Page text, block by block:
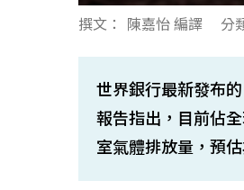
撰文： 陳嘉怡 編譯 分
世界銀行最新發布
報告指出，目前佔
室氣體排放量，預